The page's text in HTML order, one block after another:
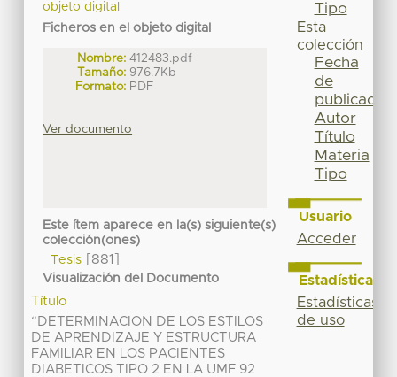
objeto digital
Ficheros en el objeto digital
Nombre: 412483.pdf
Tamaño: 976.7Kb
Formato: PDF
Ver documento
Este ítem aparece en la(s) siguiente(s)
colección(ones)
Tesis[881]
Visualización del Documento
Título
“DETERMINACION DE LOS ESTILOS
DE APRENDIZAJE Y ESTRUCTURA
FAMILIAR EN LOS PACIENTES
DIABETICOS TIPO 2 EN LA UMF 92
Tipo
Esta
colección
Fecha
de
publicación
Autor
Título
Materia
Tipo
Usuario
Acceder
Estadísticas
Estadísticas
de uso